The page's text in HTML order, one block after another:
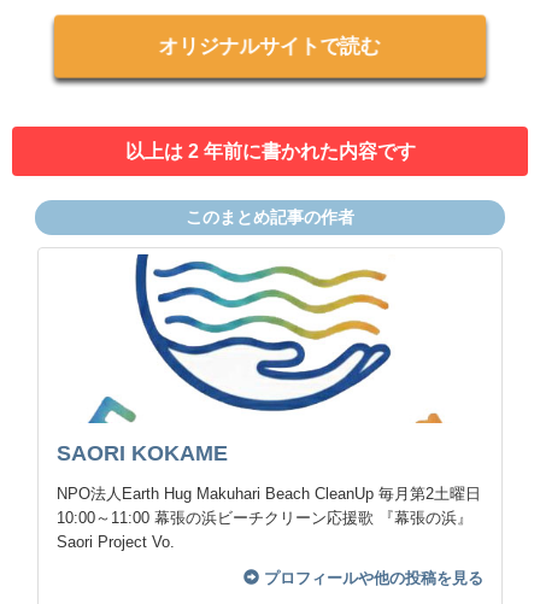
オリジナルサイトで読む
以上は 2 年前に書かれた内容です
このまとめ記事の作者
SAORI KOKAME
NPO法人Earth Hug Makuhari Beach CleanUp 毎月第2土曜日
10:00～11:00 幕張の浜ビーチクリーン応援歌 『幕張の浜』
Saori Project Vo.
プロフィールや他の投稿を見る